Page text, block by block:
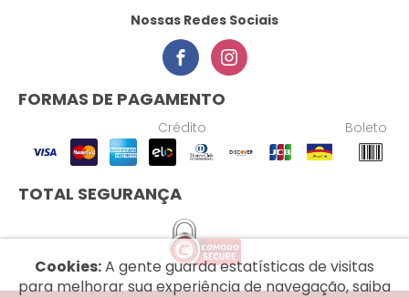
Nossas Redes Sociais
FORMAS DE PAGAMENTO
Crédito Boleto
TOTAL SEGURANÇA
Cookies:A gente guarda estatísticas de visitas
para melhorar sua experiência de navegação, saiba